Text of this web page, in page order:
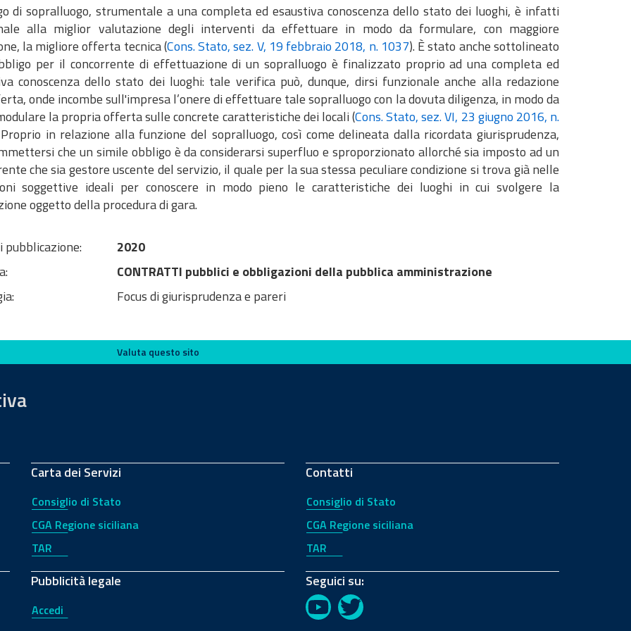
di sopralluogo, strumentale a una completa ed esaustiva conoscenza dello stato dei luoghi, è infatti
alla miglior valutazione degli interventi da effettuare in modo da formulare, con maggiore
la migliore offerta tecnica (Cons. Stato, sez. V, 19 febbraio 2018, n. 1037). È stato anche sottolineato
per il concorrente di effettuazione di un sopralluogo è finalizzato proprio ad una completa ed
conoscenza dello stato dei luoghi: tale verifica può, dunque, dirsi funzionale anche alla redazione
onde incombe sull'impresa l’onere di effettuare tale sopralluogo con la dovuta diligenza, in modo da
la propria offerta sulle concrete caratteristiche dei locali (Cons. Stato, sez. VI, 23 giugno 2016, n.
in relazione alla funzione del sopralluogo, così come delineata dalla ricordata giurisprudenza,
che un simile obbligo è da considerarsi superfluo e sproporzionato allorché sia imposto ad un
che sia gestore uscente del servizio, il quale per la sua stessa peculiare condizione si trova già nelle
soggettive ideali per conoscere in modo pieno le caratteristiche dei luoghi in cui svolgere la
oggetto della procedura di gara.
pubblicazione:
2020
CONTRATTI pubblici e obbligazioni della pubblica amministrazione
Focus di giurisprudenza e pareri
Valuta questo sito
Carta dei Servizi
Consiglio di Stato
CGA Regione siciliana
TAR
Pubblicità legale
Accedi
Contatti
Consiglio di Stato
CGA Regione siciliana
TAR
Seguici su:
YouTubeTwitter